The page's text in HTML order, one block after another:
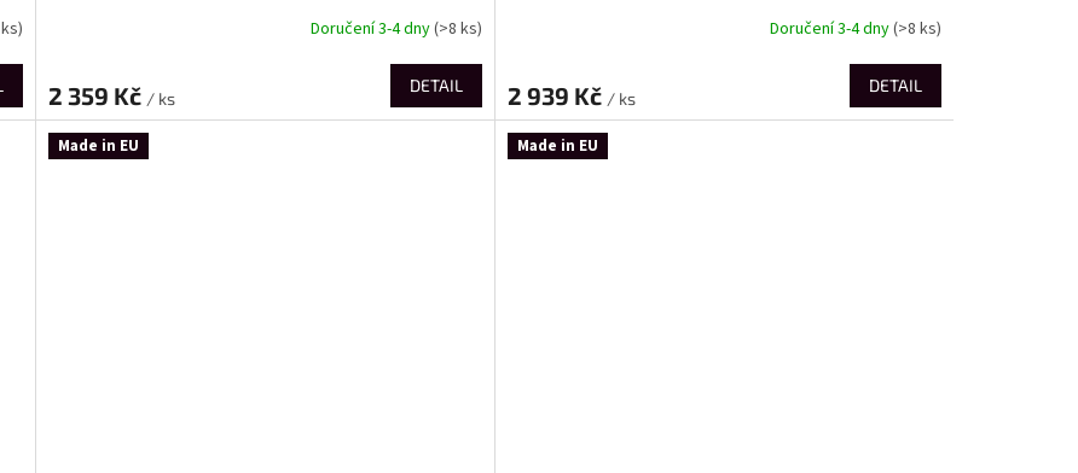
Doručení 3-4 dny(>8 ks)
2 359 Kč / ks
DETAIL
Doručení 3-4 dny(>8 ks)
2 939 Kč / ks
DETAIL
Made in EU Made in EU